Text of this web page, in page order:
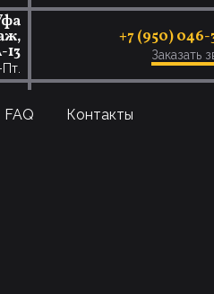
13
+7 (950) 046-
Заказать
FAQ Контакты